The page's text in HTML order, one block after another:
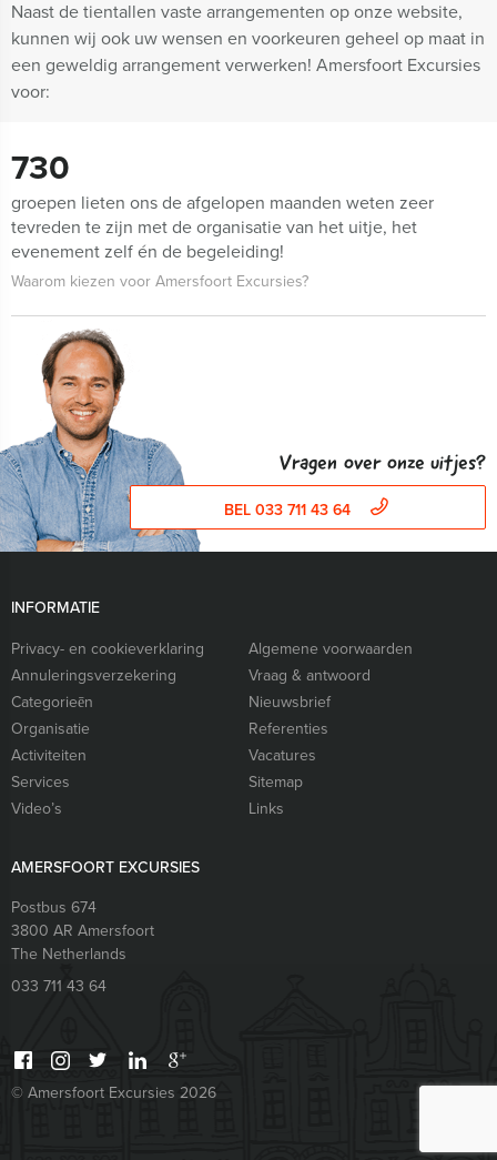
Naast de tientallen vaste arrangementen op onze website,
kunnen wij ook uw wensen en voorkeuren geheel op maat in
een geweldig arrangement verwerken! Amersfoort Excursies
voor:
730
groepen lieten ons de afgelopen maanden weten zeer
tevreden te zijn met de organisatie van het uitje, het
evenement zelf én de begeleiding!
Waarom kiezen voor Amersfoort Excursies?
Vragen over onze uitjes?
BEL 033 711 43 64
INFORMATIE
Privacy- en cookieverklaring
Algemene voorwaarden
Annuleringsverzekering
Vraag & antwoord
Categorieēn
Nieuwsbrief
Organisatie
Referenties
Activiteiten
Vacatures
Services
Sitemap
Video’s
Links
AMERSFOORT EXCURSIES
Postbus 674
3800 AR Amersfoort
The Netherlands
033 711 43 64
© Amersfoort Excursies 2026